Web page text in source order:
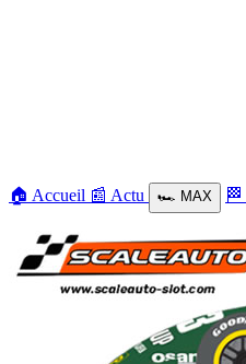
🏠 Accueil 📰 Actu 🏎️ MAX 🏁